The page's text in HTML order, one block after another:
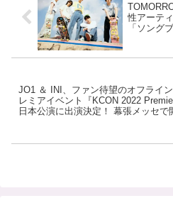
性アーテ
「ソング
JO1 ＆ INI、ファン待望のオフライ
レミアイベント『KCON 2022
日本公演に出演決定！ 幕張メッセで